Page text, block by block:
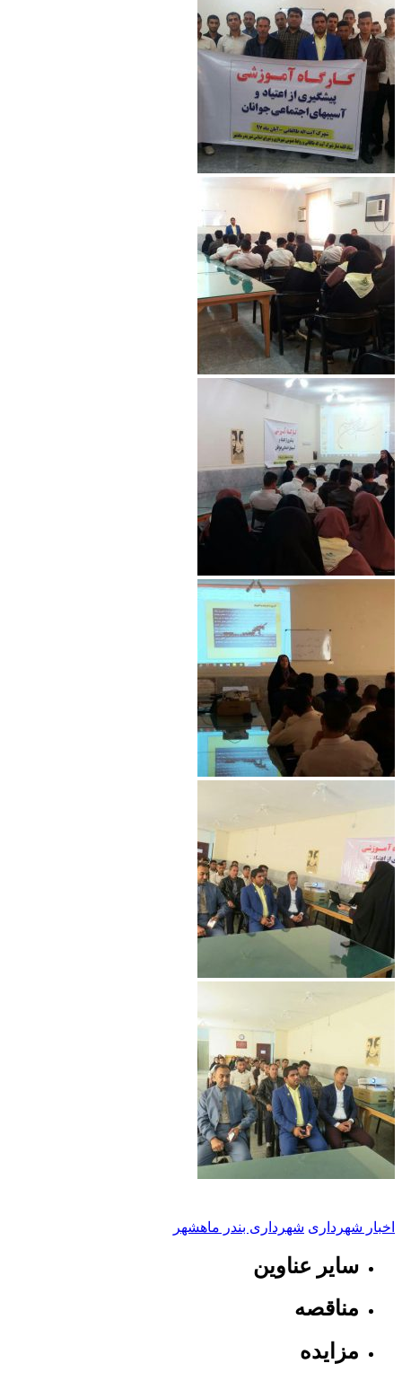
اخبار شهرداری شهرداری بندر ماهشهر
سایر عناوین
مناقصه
مزایده